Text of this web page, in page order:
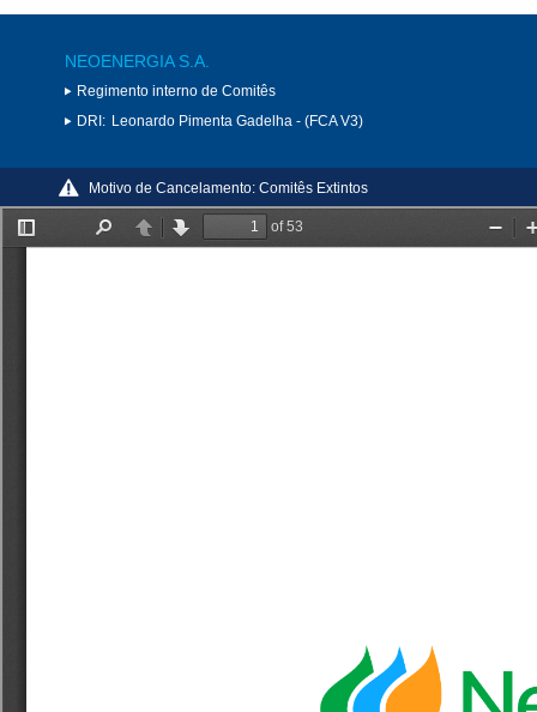
NEOENERGIA S.A.
Regimento interno de Comitês
DRI: Leonardo Pimenta Gadelha - (FCA V3)
Motivo de Cancelamento: Comitês Extintos